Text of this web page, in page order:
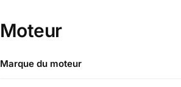
Moteur
Marque du moteur